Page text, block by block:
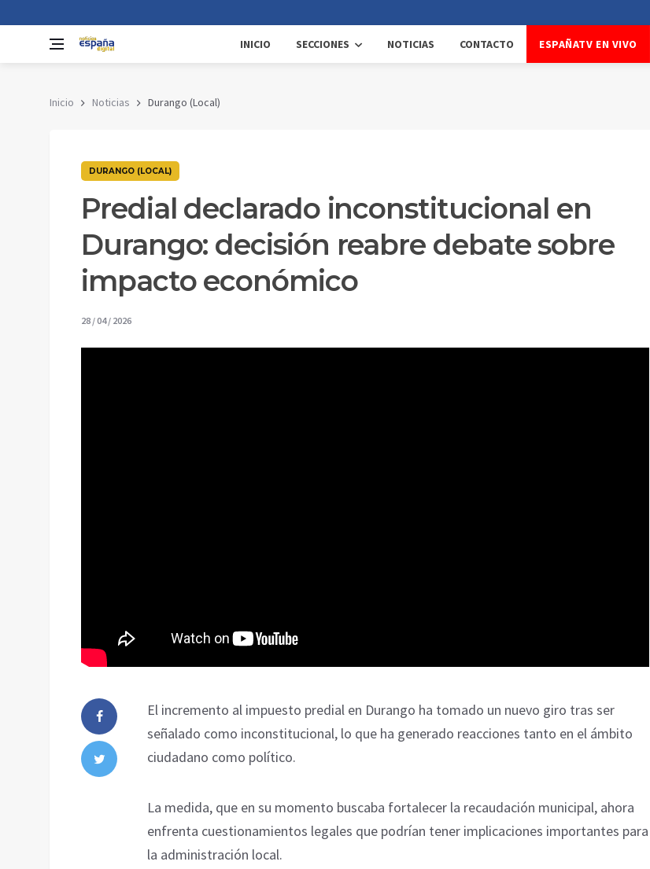
INICIO SECCIONES NOTICIAS CONTACTO ESPAÑATV EN VIVO
Inicio Noticias Durango (Local)
DURANGO (LOCAL)
Predial declarado inconstitucional en
Durango: decisión reabre debate sobre
impacto económico
28 / 04 / 2026
El incremento al impuesto predial en Durango ha tomado un nuevo giro tras ser
señalado como inconstitucional, lo que ha generado reacciones tanto en el ámbito
ciudadano como político.
La medida, que en su momento buscaba fortalecer la recaudación municipal, ahora
enfrenta cuestionamientos legales que podrían tener implicaciones importantes para
la administración local.